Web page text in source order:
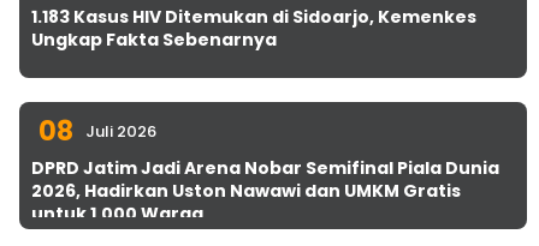
1.183 Kasus HIV Ditemukan di Sidoarjo, Kemenkes
Ungkap Fakta Sebenarnya
08 Juli 2026
DPRD Jatim Jadi Arena Nobar Semifinal Piala Dunia
2026, Hadirkan Uston Nawawi dan UMKM Gratis
untuk 1.000 Warga